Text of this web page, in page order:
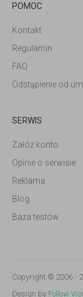
POMOC
Kontakt
Regulamin
FAQ
Odstąpienie od
SERWIS
Załóż konto
Opinie o serwisie
Reklama
Blog
Baza testów
Copyright © 2006 -
Design by Follow